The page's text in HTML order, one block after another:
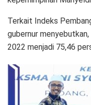
Terkait Indeks
gubernur
2022 menjadi 75,46